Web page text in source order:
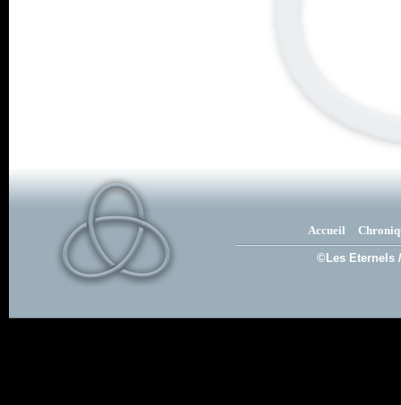
Accueil
©Les Eternels